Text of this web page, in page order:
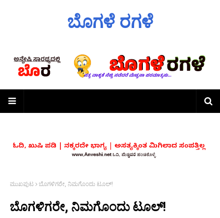
ಬೊಗಳೆ ರಗಳೆ
ಮುಖಪುಟ ಬೊಗಳಿಗರೇ, ನಿಮಗೊಂದು ಟೂಲ್!
ಬೊಗಳಿಗರೇ, ನಿಮಗೊಂದು ಟೂಲ್!